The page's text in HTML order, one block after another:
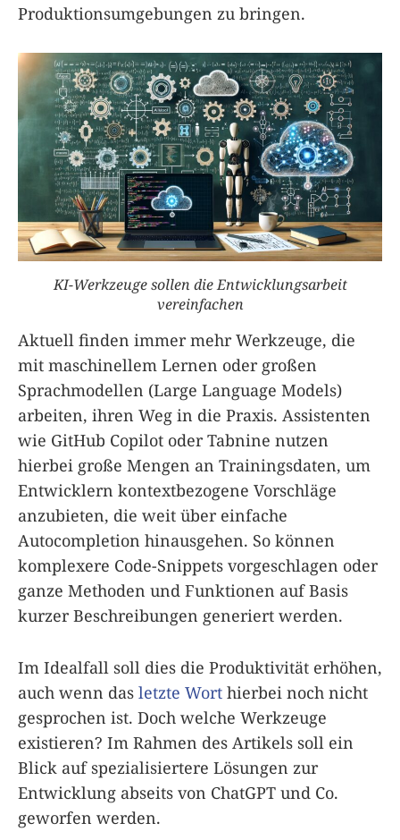
Produktionsumgebungen zu bringen.
KI-Werkzeuge sollen die Entwicklungsarbeit
vereinfachen
Aktuell finden immer mehr Werkzeuge, die
mit maschinellem Lernen oder großen
Sprachmodellen (Large Language Models)
arbeiten, ihren Weg in die Praxis. Assistenten
wie GitHub Copilot oder Tabnine nutzen
hierbei große Mengen an Trainingsdaten, um
Entwicklern kontextbezogene Vorschläge
anzubieten, die weit über einfache
Autocompletion hinausgehen. So können
komplexere Code-Snippets vorgeschlagen oder
ganze Methoden und Funktionen auf Basis
kurzer Beschreibungen generiert werden.
Im Idealfall soll dies die Produktivität erhöhen,
auch wenn das letzte Wort hierbei noch nicht
gesprochen ist. Doch welche Werkzeuge
existieren? Im Rahmen des Artikels soll ein
Blick auf spezialisiertere Lösungen zur
Entwicklung abseits von ChatGPT und Co.
geworfen werden.